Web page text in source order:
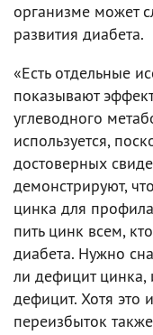
организме может
развития диабета.
«Есть отдельные
показывают
углеводного
используется,
достоверных
демонстрируют,
цинка для
пить цинк всем,
диабета. Нужно
ли дефицит цинка,
дефицит. Хотя это
переизбыток